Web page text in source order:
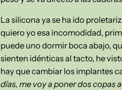
La silicona ya se ha ido
quiero yo esa incomodidad,
puede uno dormir boca abajo,
sienten idénticas al tacto, he
hay que cambiar los implantes
días, me voy a poner dos copas